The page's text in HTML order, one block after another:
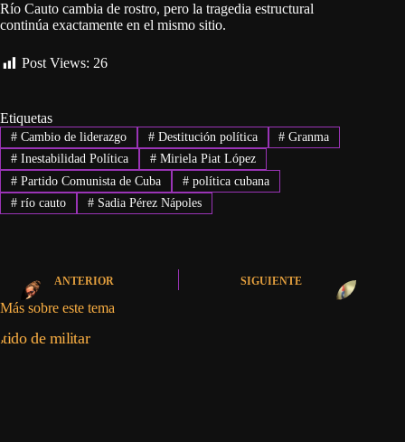
Río Cauto cambia de rostro, pero la tragedia estructural
continúa exactamente en el mismo sitio.
Post Views: 26
Etiquetas
#Cambio de liderazgo #Destitución política # Granma
#Inestabilidad Política #Miriela Piat López
#Partido Comunista de Cuba #política cubana
#río cauto #Sadia Pérez Nápoles
ANTERIOR SIGUIENTE
Más sobre este tema